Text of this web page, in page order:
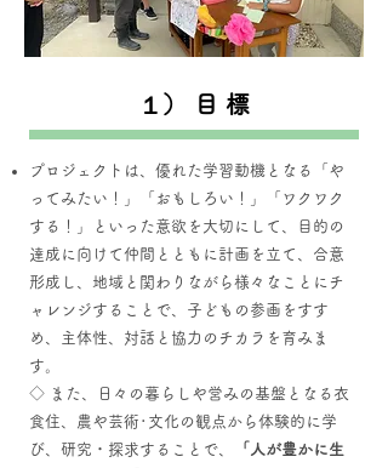
１） 目 標
プロジェクトは、優れた学習動機となる「や
ってみたい！」「おもしろい！」「ワクワク
する！」といった意欲を大切にして、目的の
達成に向けて仲間とともに計画を立て、合意
形成し、地域と関わりながら様々なことにチ
ャレンジすることで、子どもの参画をすす
め、主体性、対話と協力のチカラを育みま
す。
◇ また、日々の暮らしや営みの基盤となる衣
食住、農や芸術･文化の観点から体験的に学
び、研究・探求することで、
「人が豊かに生